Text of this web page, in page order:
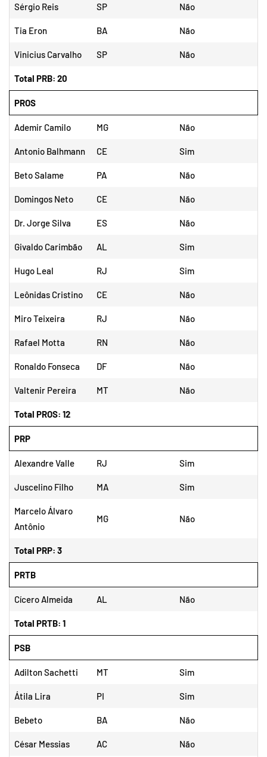
Sérgio Reis SP Não
Tia Eron BA Não
Vinicius Carvalho SP Não
Total PRB: 20
PROS
Ademir Camilo MG Não
Antonio Balhmann CE Sim
Beto Salame PA Não
Domingos Neto CE Não
Dr. Jorge Silva ES Não
Givaldo Carimbão AL Sim
Hugo Leal RJ Sim
Leônidas Cristino CE Não
Miro Teixeira RJ Não
Rafael Motta RN Não
Ronaldo Fonseca DF Não
Valtenir Pereira MT Não
Total PROS: 12
PRP
Alexandre Valle RJ Sim
Juscelino Filho MA Sim
Marcelo Álvaro
Antônio
MG Não
Total PRP: 3
PRTB
Cícero Almeida AL Não
Total PRTB: 1
PSB
Adilton Sachetti MT Sim
Átila Lira PI Sim
Bebeto BA Não
César Messias AC Não